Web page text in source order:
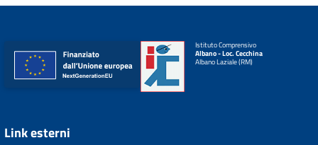
Istituto Comprensivo
Albano - Loc. Cecchina
Albano Laziale (RM)
Link esterni